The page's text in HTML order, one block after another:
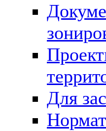
Для